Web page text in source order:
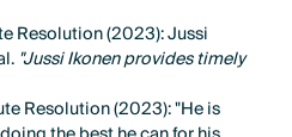
Resolution (2023): Jussi
"Jussi Ikonen provides timely
Resolution (2023): "He is